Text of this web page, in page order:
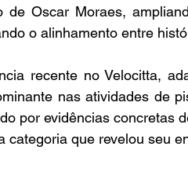
de Oscar Moraes,
o alinhamento entre
recente no Velocitta,
nas atividades de
por evidências concretas
categoria que revelou seu